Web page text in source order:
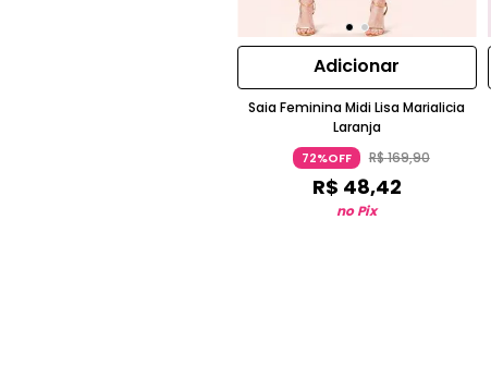
Adicionar
Saia Feminina Midi Lisa Marialicia
Laranja
72%OFF R$169,90
R$ 48,42
no Pix